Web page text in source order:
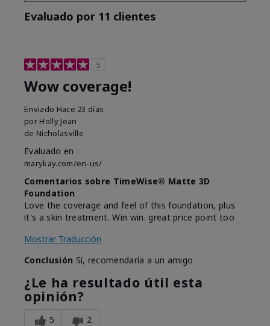
Evaluado por 11 clientes
5
Wow coverage!
Enviado Hace 23 días
por Holly Jean
de Nicholasville
Evaluado en
marykay.com/en-us/
Comentarios sobre TimeWise® Matte 3D
Foundation
Love the coverage and feel of this foundation, plus
it's a skin treatment. Win win. great price point too
Mostrar Traducción
Conclusión Sí, recomendaría a un amigo
¿Le ha resultado útil esta
opinión?
5 2